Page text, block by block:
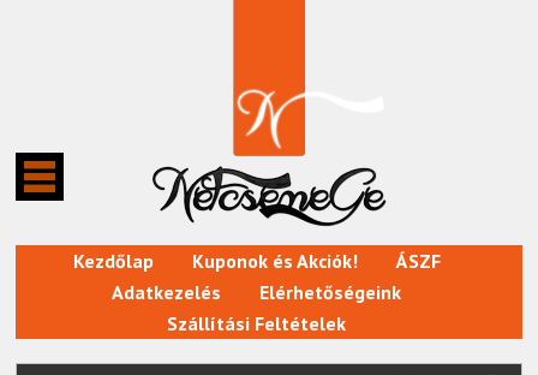
Kezdőlap Kuponok és Akciók!
ÁSZF
Adatkezelés
Elérhetőségeink
Szállítási Feltételek